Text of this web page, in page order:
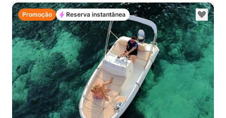
Promoção Reserva instantânea